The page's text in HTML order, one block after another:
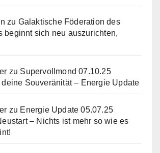
zu Galaktische Föderation des
beginnt sich neu auszurichten,
zu Supervollmond 07.10.25
Souveränität – Energie Update
zu Energie Update 05.07.25
– Nichts ist mehr so wie es